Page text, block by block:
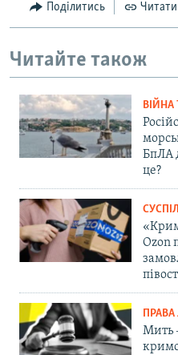
Поділитись
Читайте також
БпЛА
це?
Ozon
Мить